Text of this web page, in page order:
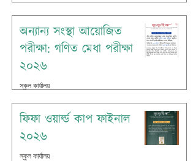
অন্যান্য সংস্থা আয়োজিত
পরীক্ষা: গণিত মেধা পরীক্ষা
২০২৬
স্কুল কার্যালয়
ফিফা ওয়ার্ল্ড কাপ ফাইনাল
২০২৬
স্কুল কার্যালয়